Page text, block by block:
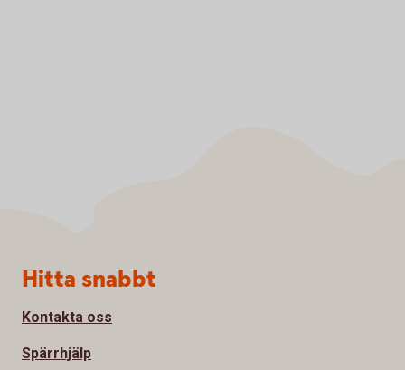
Sidfot
Hitta snabbt
Kontakta oss
Spärrhjälp